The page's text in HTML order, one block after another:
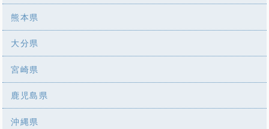
熊本県
大分県
宮崎県
鹿児島県
沖縄県